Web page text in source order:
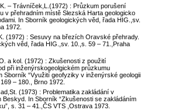
– Trávníček,L.(1972) : Průzkum porušení
v přehradním místě Slezská Harta geologicko
In Sborník geologických věd, řada HIG.,sv.
1972.
(1972) : Sesuvy na březích Oravské přehrady.
věd, řada HIG.,sv. 10.,s. 59 – 71.,Praha
a kol. (1972) : Zkušenosti z použití
při inženýrskogeolgickém průzkumu
Sborník “Využití geofyziky v inženýrské geologii
– 180., Brno 1972.
(1973) : Problematika zakládání v
Beskyd. In Sborník “Zkušenosti se zakládáním
s. 31 – 41.,ČS VTS ,Ostrava 1973.